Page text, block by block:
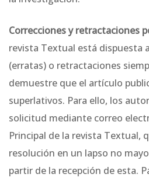
Correcciones y retractaciones
revista Textual está dispuesta
(erratas) o retractaciones
demuestre que el artículo
superlativos. Para ello, los
solicitud mediante correo
Principal de la revista Textual,
resolución en un lapso no
partir de la recepción de esta.